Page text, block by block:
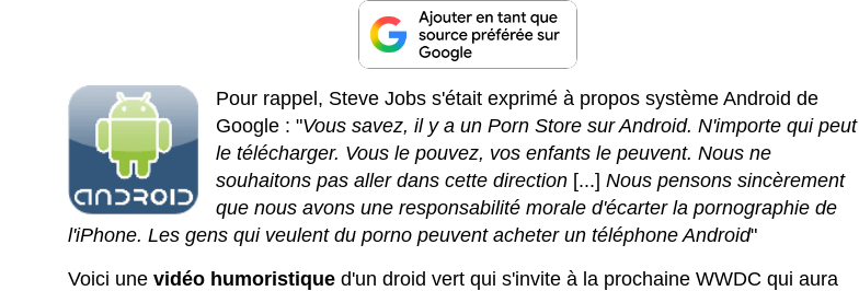
Pour rappel, Steve Jobs s'était exprimé à propos système Android de
Google : "Vous savez, il y a un Porn Store sur Android. N'importe qui peut
le télécharger. Vous le pouvez, vos enfants le peuvent. Nous ne
souhaitons pas aller dans cette direction [...] Nous pensons sincèrement
que nous avons une responsabilité morale d'écarter la pornographie de
l'iPhone. Les gens qui veulent du porno peuvent acheter un téléphone Android"
Voici unevidéo humoristique d'un droid vert qui s'invite à la prochaine WWDC qui aura